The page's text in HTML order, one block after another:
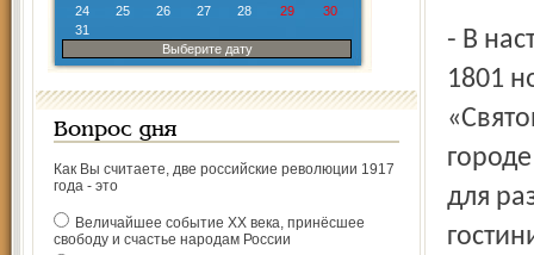
24
25 26 27 28 29
30
31
Выберите дату
Вопрос дня
Как Вы считаете, две российские революции 1917
года - это
Величайшее событие ХХ века, принёсшее
свободу и счастье народам России
- В настоящее время в Ярославле имеется 36 гостиниц на
1801
для